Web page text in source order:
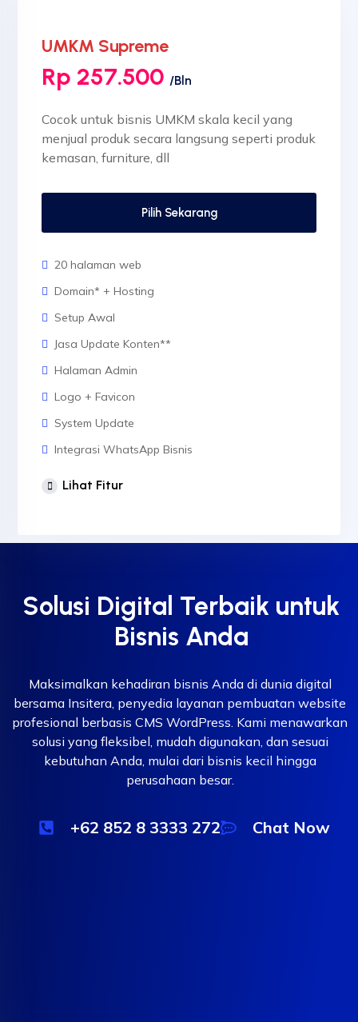
UMKM Supreme
Rp 257.500 /Bln
Cocok untuk bisnis UMKM skala kecil yang
menjual produk secara langsung seperti produk
kemasan, furniture, dll
Pilih Sekarang
20 halaman web
Domain* + Hosting
Setup Awal
Jasa Update Konten**
Halaman Admin
Logo + Favicon
System Update
Integrasi WhatsApp Bisnis
Lihat Fitur
Solusi Digital Terbaik untuk
Bisnis Anda
Maksimalkan kehadiran bisnis Anda di dunia digital
bersama Insitera, penyedia layanan pembuatan website
profesional berbasis CMS WordPress. Kami menawarkan
solusi yang fleksibel, mudah digunakan, dan sesuai
kebutuhan Anda, mulai dari bisnis kecil hingga
perusahaan besar.
+62 852 8 3333 272 Chat Now